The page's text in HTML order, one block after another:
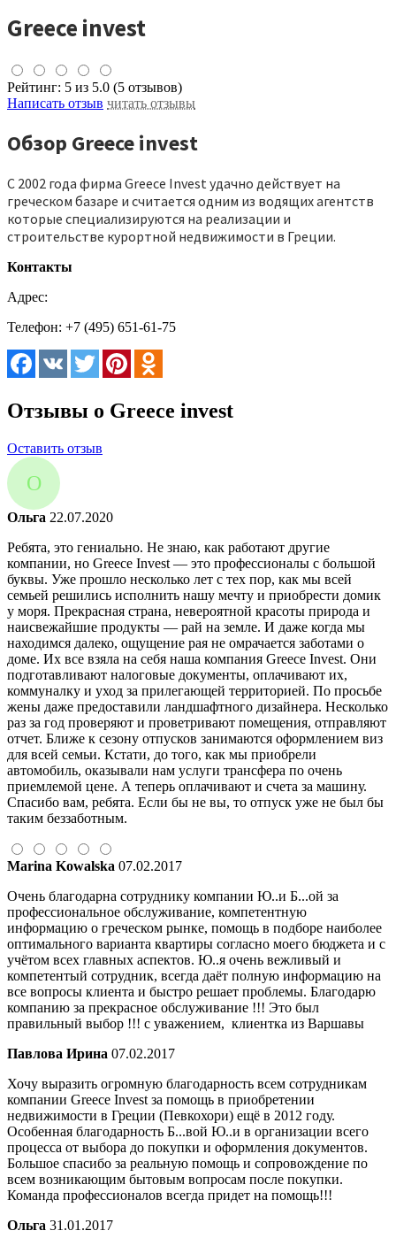
Greece invest
Рейтинг: 5 из 5.0 (5 отзывов)
Написать отзыв читать отзывы
Обзор Greece invest
С 2002 года фирма Greece Invest удачно действует на
греческом базаре и считается одним из водящих агентств
которые специализируются на реализации и
строительстве курортной недвижимости в Греции.
Контакты
Адрес:
Телефон: +7 (495) 651-61-75
Отзывы о Greece invest
Оставить отзыв
О
Ольга 22.07.2020
Ребята, это гениально. Не знаю, как работают другие
компании, но Greece Invest — это профессионалы с большой
буквы. Уже прошло несколько лет с тех пор, как мы всей
семьей решились исполнить нашу мечту и приобрести домик
у моря. Прекрасная страна, невероятной красоты природа и
наисвежайшие продукты — рай на земле. И даже когда мы
находимся далеко, ощущение рая не омрачается заботами о
доме. Их все взяла на себя наша компания Greece Invest. Они
подготавливают налоговые документы, оплачивают их,
коммуналку и уход за прилегающей территорией. По просьбе
жены даже предоставили ландшафтного дизайнера. Несколько
раз за год проверяют и проветривают помещения, отправляют
отчет. Ближе к сезону отпусков занимаются оформлением виз
для всей семьи. Кстати, до того, как мы приобрели
автомобиль, оказывали нам услуги трансфера по очень
приемлемой цене. А теперь оплачивают и счета за машину.
Спасибо вам, ребята. Если бы не вы, то отпуск уже не был бы
таким беззаботным.
Marina Kowalska 07.02.2017
Очень благодарна сотруднику компании Ю..и Б...ой за
профессиональное обслуживание, компетентную
информацию о греческом рынке, помощь в подборе наиболее
оптимального варианта квартиры согласно моего бюджета и с
учётом всех главных аспектов. Ю..я очень вежливый и
компетентый сотрудник, всегда даёт полную информацию на
все вопросы клиента и быстро решает проблемы. Благодарю
компанию за прекрасное обслуживание !!! Это был
правильный выбор !!! с уважением, клиентка из Варшавы
Павлова Ирина 07.02.2017
Хочу выразить огромную благодарность всем сотрудникам
компании Greece Invest за помощь в приобретении
недвижимости в Греции (Певкохори) ещё в 2012 году.
Особенная благодарность Б...вой Ю..и в организации всего
процесса от выбора до покупки и оформления документов.
Большое спасибо за реальную помощь и сопровождение по
всем возникающим бытовым вопросам после покупки.
Команда профессионалов всегда придет на помощь!!!
Ольга 31.01.2017